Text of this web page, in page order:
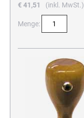
€ 41,51
(inkl. MwSt.)
Menge: